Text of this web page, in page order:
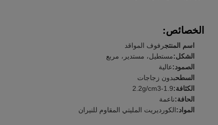
الخصائص:
اسم المنتجرفوف المواقد
الشكل:مستطيل، مستدير، مربع
الصمود:عالية
السطحبدون زجاجات
الكثافة:1.9-2.2g/cm3
الحافة:ناعمة
المواد:الكورديريت المليتي المقاوم للنيران